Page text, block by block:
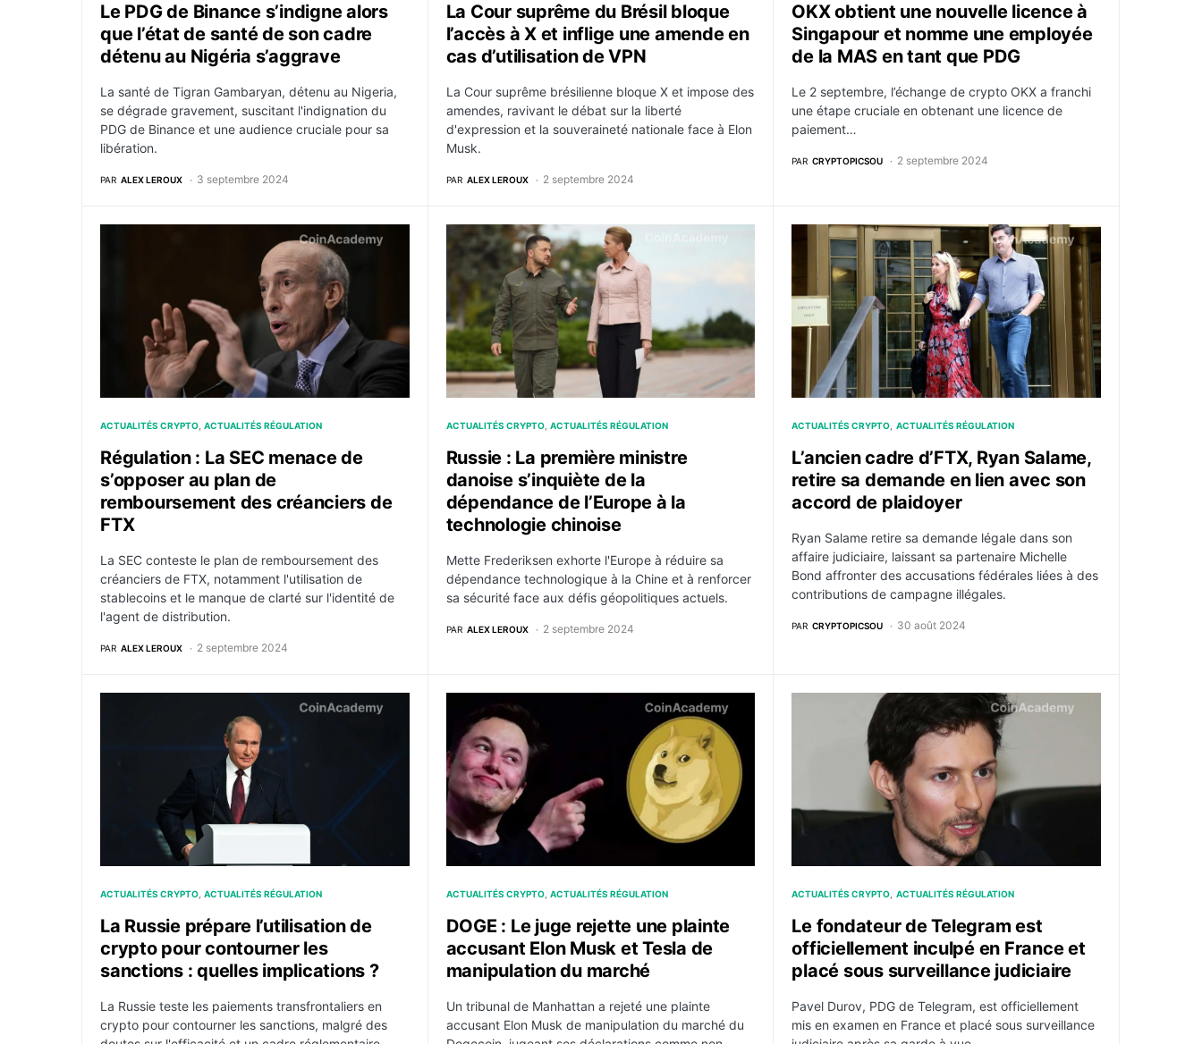
Le PDG de Binance s’indigne alors
que l’état de santé de son cadre
détenu au Nigéria s’aggrave
La santé de Tigran Gambaryan, détenu au Nigeria,
se dégrade gravement, suscitant l'indignation du
PDG de Binance et une audience cruciale pour sa
libération.
PAR ALEX LEROUX 3 septembre 2024
La Cour suprême du Brésil bloque
l’accès à X et inflige une amende en
cas d’utilisation de VPN
La Cour suprême brésilienne bloque X et impose des
amendes, ravivant le débat sur la liberté
d'expression et la souveraineté nationale face à Elon
Musk.
PAR ALEX LEROUX 2 septembre 2024
OKX obtient une nouvelle licence à
Singapour et nomme une employée
de la MAS en tant que PDG
Le 2 septembre, l’échange de crypto OKX a franchi
une étape cruciale en obtenant une licence de
paiement…
PAR CRYPTOPICSOU 2 septembre 2024
Régulation : La SEC menace de s’opposer au plan de remboursement des créanciers de FTX
ACTUALITÉS CRYPTO ACTUALITÉS RÉGULATION
Régulation : La SEC menace de
s’opposer au plan de
remboursement des créanciers de
FTX
La SEC conteste le plan de remboursement des
créanciers de FTX, notamment l'utilisation de
stablecoins et le manque de clarté sur l'identité de
l'agent de distribution.
PAR ALEX LEROUX 2 septembre 2024
Russie : La première ministre danoise s’inquiète de la dépendance de l’Europe à la technologie chinoise
ACTUALITÉS CRYPTO ACTUALITÉS RÉGULATION
Russie : La première ministre
danoise s’inquiète de la
dépendance de l’Europe à la
technologie chinoise
Mette Frederiksen exhorte l'Europe à réduire sa
dépendance technologique à la Chine et à renforcer
sa sécurité face aux défis géopolitiques actuels.
PAR ALEX LEROUX 2 septembre 2024
L’ancien cadre d’FTX, Ryan Salame, retire sa demande en
ACTUALITÉS CRYPTO ACTUALITÉS RÉGULATION
L’ancien cadre d’FTX, Ryan Salame,
retire sa demande en lien avec son
accord de plaidoyer
Ryan Salame retire sa demande légale dans son
affaire judiciaire, laissant sa partenaire Michelle
Bond affronter des accusations fédérales liées à des
contributions de campagne illégales.
PAR CRYPTOPICSOU 30 août 2024
La Russie prépare l’utilisation de crypto pour contourner les sanctions : quelles implications ?
ACTUALITÉS CRYPTO ACTUALITÉS RÉGULATION
La Russie prépare l’utilisation de
crypto pour contourner les
sanctions : quelles implications ?
La Russie teste les paiements transfrontaliers en
crypto pour contourner les sanctions, malgré des
DOGE : Le juge rejette une plainte accusant Elon Musk et Tesla de manipulation du marché
ACTUALITÉS CRYPTO ACTUALITÉS RÉGULATION
DOGE : Le juge rejette une plainte
accusant Elon Musk et Tesla de
manipulation du marché
Un tribunal de Manhattan a rejeté une plainte
accusant Elon Musk de manipulation du marché du
Le fondateur de Telegram est officiellement inculpé en
ACTUALITÉS CRYPTO ACTUALITÉS RÉGULATION
Le fondateur de Telegram est
officiellement inculpé en France et
placé sous surveillance judiciaire
Pavel Durov, PDG de Telegram, est officiellement
mis en examen en France et placé sous surveillance